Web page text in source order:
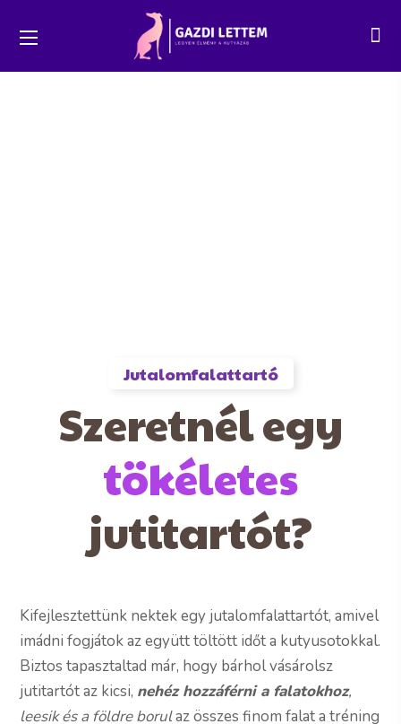
Jutalomfalattartó
Szeretnél egy
tökéletes
jutitartót?
Kifejlesztettünk nektek egy jutalomfalattartót, amivel
imádni fogjátok az együtt töltött időt a kutyusotokkal.
Biztos tapasztaltad már, hogy bárhol vásárolsz
jutitartót az kicsi, nehéz hozzáférni a falatokhoz,
leesik és a földre borulaz összes finom falat a tréning